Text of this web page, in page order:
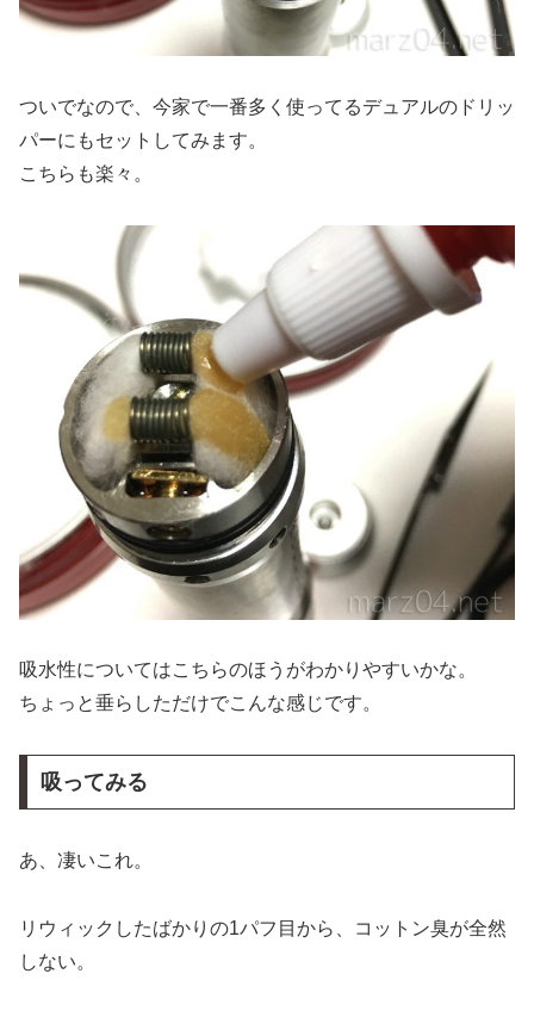
ついでなので、今家で一番多く使ってるデュアルのドリッ
パーにもセットしてみます。
こちらも楽々。
吸水性についてはこちらのほうがわかりやすいかな。
ちょっと垂らしただけでこんな感じです。
吸ってみる
あ、凄いこれ。
リウィックしたばかりの1パフ目から、コットン臭が全然
しない。